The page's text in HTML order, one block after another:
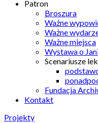
Patron
Broszura
Ważne
Ważne
Ważne miejsca
Wystawa o
Scenariusze
Fundacja
Kontakt
Projekty